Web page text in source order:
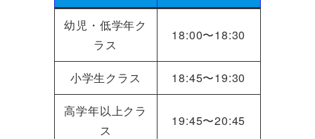
幼児・低学年ク
ラス
18:00〜18:30
小学生クラス 18:45〜19:30
高学年以上クラ
ス
19:45〜20:45